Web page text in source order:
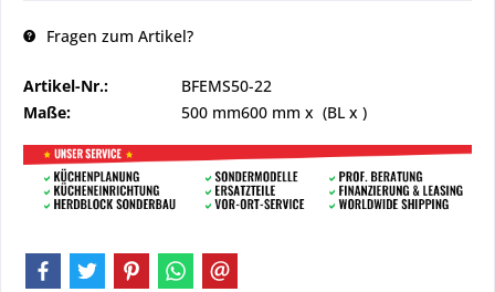
Fragen zum Artikel?
Artikel-Nr.:
BFEMS50-22
Maße:
500 mm600 mm x (BL x )